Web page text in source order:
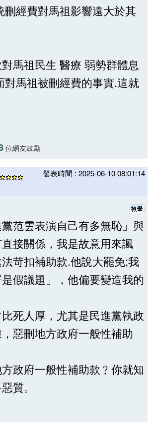
刪經費對馬祖影響遠大於其
馬祖民生 醫療 弱勢群體息
對馬祖被刪經費的事實.這就
位網友鼓勵
發表時間 : 2025-06-10 08:01:14
范雲表演自己有多無恥」與
接關係，我是故意用來諷
苛扣補助款.他說大罷免;我
假議題」，他偏要變造我的
死人厚，尤其是民進黨執政
惡刪地方政府一般性補助
政府一般性補助款﹖你就知
質。